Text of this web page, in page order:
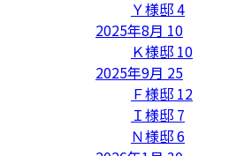
Ｙ様邸4
2025年8月 10
Ｋ様邸 10
2025年9月 25
Ｆ様邸 12
Ｉ様邸 7
Ｎ様邸6